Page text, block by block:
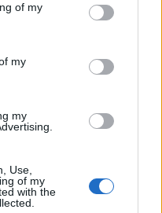
of my
my
my
Use,
of my
with the
and the Google